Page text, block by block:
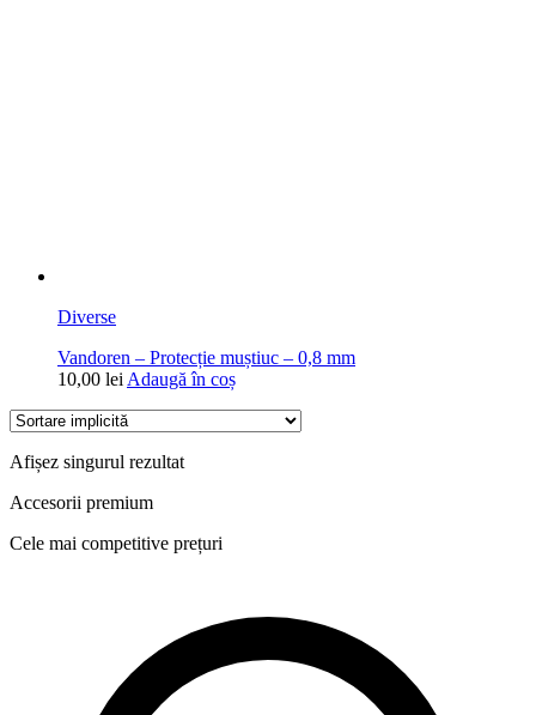
Diverse
Vandoren – Protecție muștiuc – 0,8 mm
10,00 lei Adaugă în coș
Afișez singurul rezultat
Accesorii premium
Cele mai competitive prețuri